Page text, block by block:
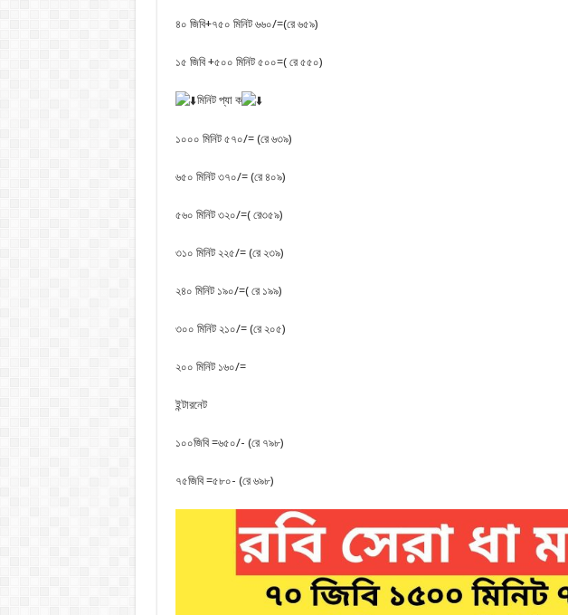
৪০ জিবি+৭৫০ মিনিট ৬৬০/=(রে ৬৫৯)
১৫ জিবি +৫০০ মিনিট ৫০০=( রে ৫৫০)
মিনিট প্যা ক
১০০০ মিনিট ৫৭০/= (রে ৬৩৯)
৬৫০ মিনিট ৩৭০/= (রে ৪০৯)
৫৬০ মিনিট ৩২০/=( রে৩৫৯)
৩১০ মিনিট ২২৫/= (রে ২৩৯)
২৪০ মিনিট ১৯০/=( রে ১৯৯)
৩০০ মিনিট ২১০/= (রে ২০৫)
২০০ মিনিট ১৬০/=
ইন্টারনেট
১০০জিবি =৬৫০/- (রে ৭৯৮)
৭৫জিবি =৫৮০- (রে ৬৯৮)